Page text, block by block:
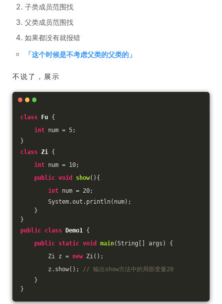
子类成员范围找
父类成员范围找
如果都没有就报错
「这个时候是不考虑父类的父类的 」
不说了，展示
class Fu {
int num = 5;
}
class Zi {
int num = 10;
public void show() {
int num = 20;
System.out.println(num);
}
}
public class Demo1 {
public static void main(String[] args)
{
Zi z = new Zi();
z.show(); // 输出show方法中的局部变量20
}
}